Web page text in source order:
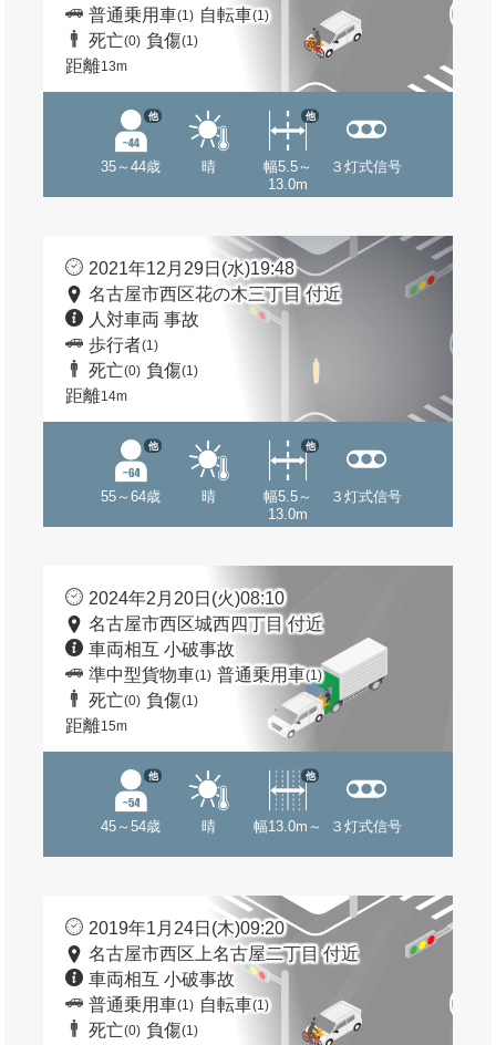
普通乗用車(1) 自転車(1)
死亡(0) 負傷(1)
距離13m
35～44歳
他
晴
幅5.5～
13.0m
他
３灯式信号
2021年12月29日(水)19:48
名古屋市西区花の木三丁目 付近
人対車両 事故
歩行者(1)
死亡(0) 負傷(1)
距離14m
55～64歳
他
晴
幅5.5～
13.0m
他
３灯式信号
2024年2月20日(火)08:10
名古屋市西区城西四丁目 付近
車両相互 小破事故
準中型貨物車(1) 普通乗用車(1)
死亡(0) 負傷(1)
距離15m
45～54歳
他
晴 幅13.0m～
他
３灯式信号
2019年1月24日(木)09:20
名古屋市西区上名古屋二丁目 付近
車両相互 小破事故
普通乗用車(1) 自転車(1)
死亡(0) 負傷(1)